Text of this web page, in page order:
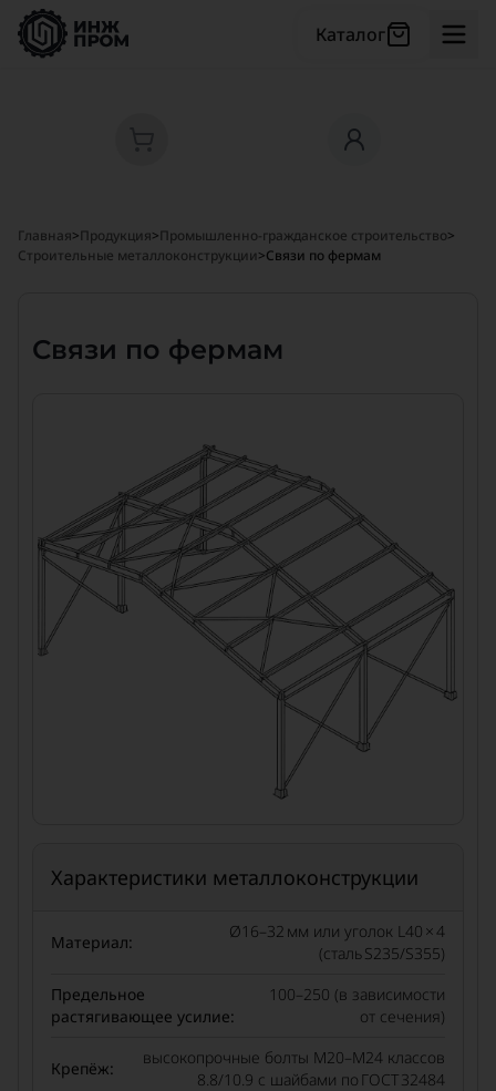
Каталог
Главная>Продукция>Промышленно-гражданское строительство>
Строительные металлоконструкции>Связи по фермам
Связи по фермам
Характеристики металлоконструкции
Материал:
Ø16–32 мм или уголок L40 × 4
(сталь S235/S355)
Предельное
растягивающее усилие:
100–250 (в зависимости
от сечения)
Крепёж:
высокопрочные болты М20–М24 классов
8.8/10.9 с шайбами по ГОСТ 32484